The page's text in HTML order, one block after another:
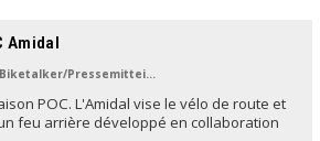
Amidal
Pressemitteilung
POC. L'Amidal vise le vélo de route et
feu arrière développé en collaboration